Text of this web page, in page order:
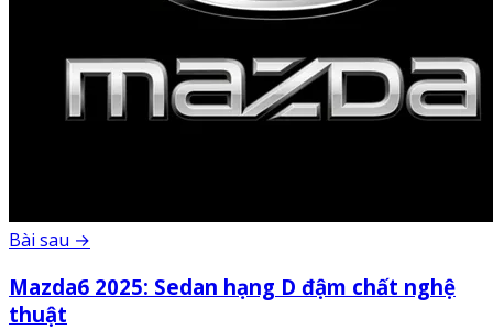
Bài sau →
Mazda6 2025: Sedan hạng D đậm chất nghệ
thuật